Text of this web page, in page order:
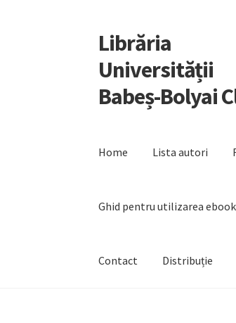
Sari
la
navigare
Sari
la
conținut
Librăria
Universității
Babeș-Bolyai
Home Lista autori
Ghid pentru utilizarea
Contact Distribuție